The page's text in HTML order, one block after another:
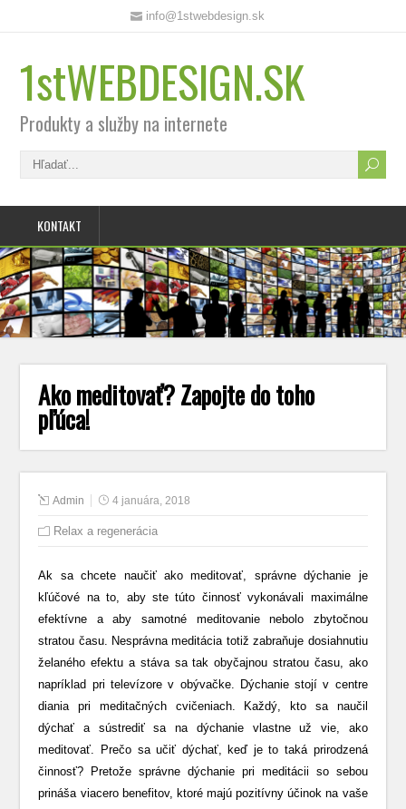
info@1stwebdesign.sk
1stWEBDESIGN.SK
Produkty a služby na internete
KONTAKT
Ako meditovať? Zapojte do toho
pľúca!
Admin 4 januára, 2018
Relax a regenerácia
Ak sa chcete naučiť ako meditovať, správne dýchanie je
kľúčové na to, aby ste túto činnosť vykonávali maximálne
efektívne a aby samotné meditovanie nebolo zbytočnou
stratou času. Nesprávna meditácia totiž zabraňuje dosiahnutiu
želaného efektu a stáva sa tak obyčajnou stratou času, ako
napríklad pri televízore v obývačke. Dýchanie stojí v centre
diania pri meditačných cvičeniach. Každý, kto sa naučil
dýchať a sústrediť sa na dýchanie vlastne už vie, ako
meditovať. Prečo sa učiť dýchať, keď je to taká prirodzená
činnosť? Pretože správne dýchanie pri meditácii so sebou
prináša viacero benefitov, ktoré majú pozitívny účinok na vaše